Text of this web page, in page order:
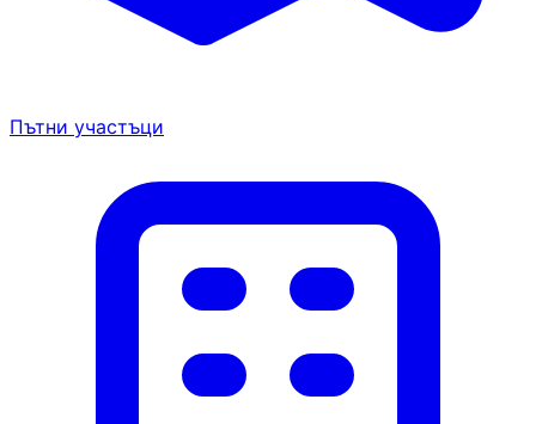
Пътни участъци